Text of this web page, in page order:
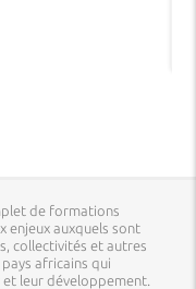
de formations
enjeux auxquels sont
collectivités et autres
africains qui
leur développement.